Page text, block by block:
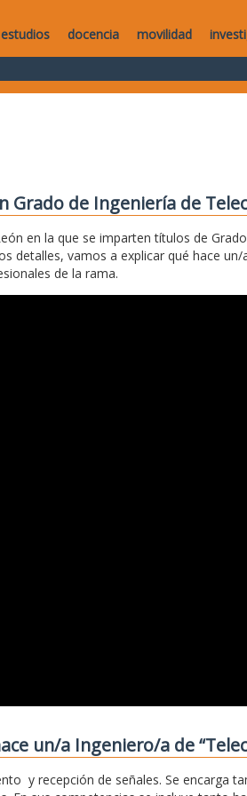
estudios docencia movilidad
Grado de Ingeniería de
en la que se imparten títulos de
detalles, vamos a explicar qué hace
de la rama.
un/a Ingeniero/a de
y recepción de señales. Se encarga